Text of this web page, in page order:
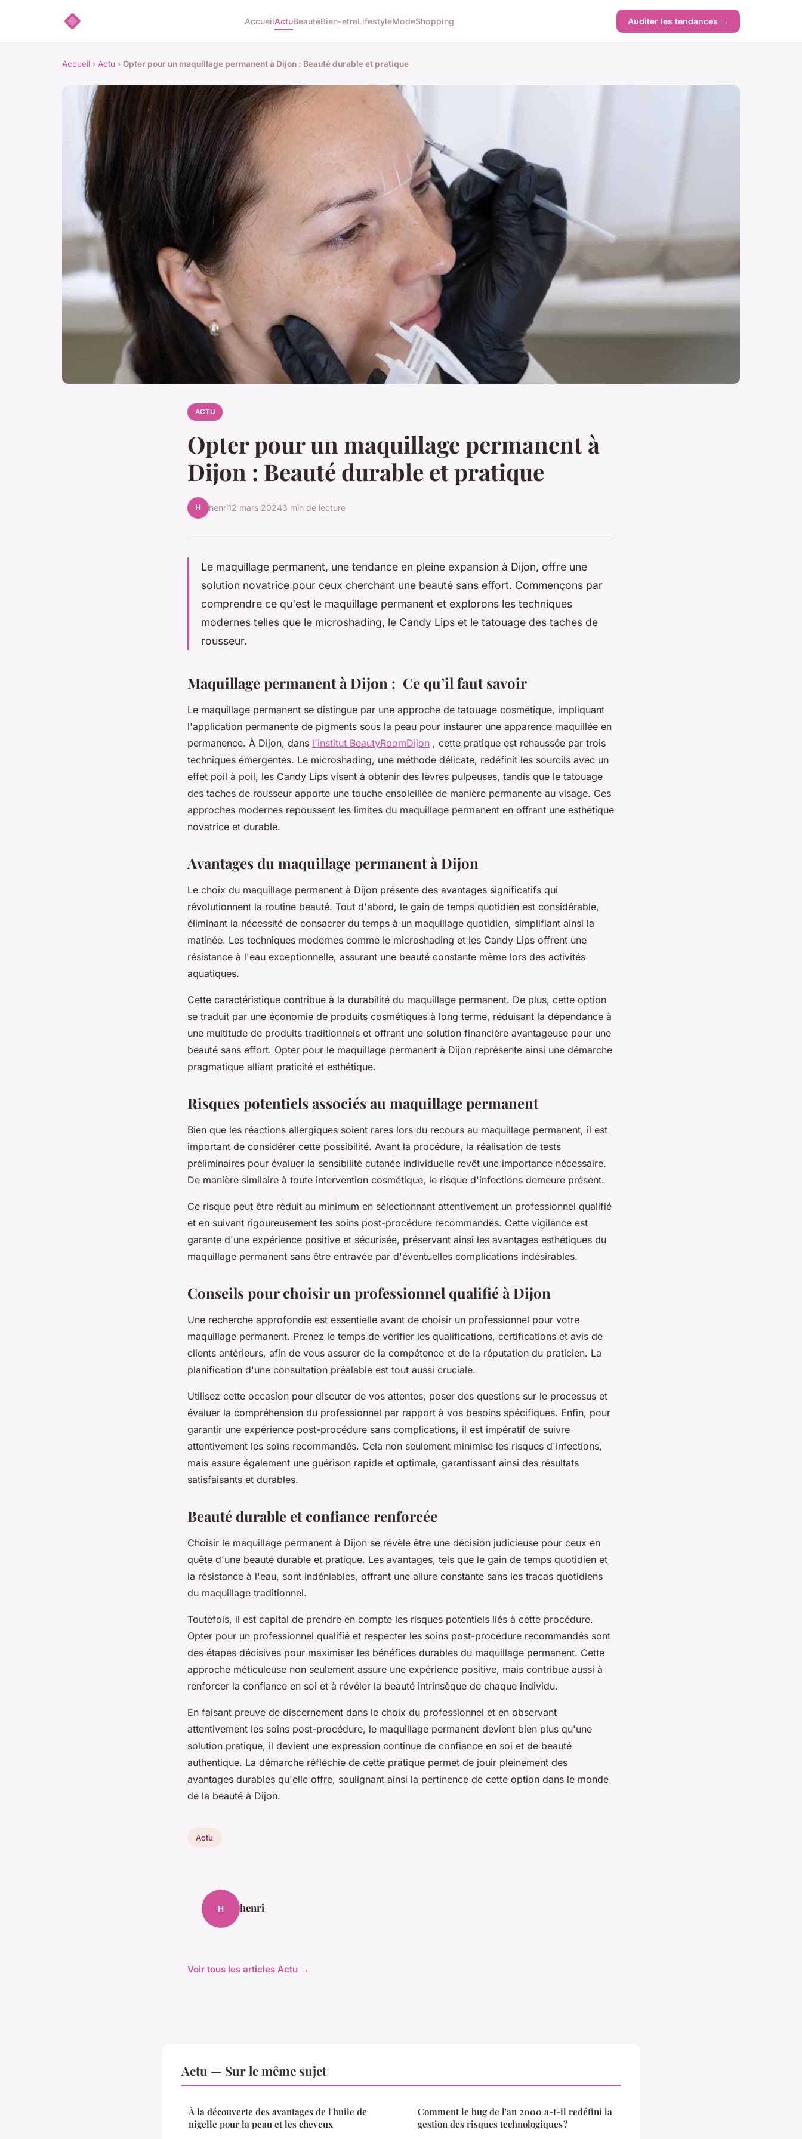
AccueilActuBeautéBien-etreLifestyleModeShopping Auditer les tendances →
Accueil › Actu › Opter pour un maquillage permanent à Dijon : Beauté durable et pratique
ACTU
Opter pour un maquillage permanent à
Dijon : Beauté durable et pratique
H henri12 mars 20243 min de lecture
Le maquillage permanent, une tendance en pleine expansion à Dijon, offre une
solution novatrice pour ceux cherchant une beauté sans effort. Commençons par
comprendre ce qu'est le maquillage permanent et explorons les techniques
modernes telles que le microshading, le Candy Lips et le tatouage des taches de
rousseur.
Maquillage permanent à Dijon : Ce qu’il faut savoir
Le maquillage permanent se distingue par une approche de tatouage cosmétique, impliquant
l'application permanente de pigments sous la peau pour instaurer une apparence maquillée en
permanence. À Dijon, dans l'institut BeautyRoomDijon , cette pratique est rehaussée par trois
techniques émergentes. Le microshading, une méthode délicate, redéfinit les sourcils avec un
effet poil à poil, les Candy Lips visent à obtenir des lèvres pulpeuses, tandis que le tatouage
des taches de rousseur apporte une touche ensoleillée de manière permanente au visage. Ces
approches modernes repoussent les limites du maquillage permanent en offrant une esthétique
novatrice et durable.
Avantages du maquillage permanent à Dijon
Le choix du maquillage permanent à Dijon présente des avantages significatifs qui
révolutionnent la routine beauté. Tout d'abord, le gain de temps quotidien est considérable,
éliminant la nécessité de consacrer du temps à un maquillage quotidien, simplifiant ainsi la
matinée. Les techniques modernes comme le microshading et les Candy Lips offrent une
résistance à l'eau exceptionnelle, assurant une beauté constante même lors des activités
aquatiques.
Cette caractéristique contribue à la durabilité du maquillage permanent. De plus, cette option
se traduit par une économie de produits cosmétiques à long terme, réduisant la dépendance à
une multitude de produits traditionnels et offrant une solution financière avantageuse pour une
beauté sans effort. Opter pour le maquillage permanent à Dijon représente ainsi une démarche
pragmatique alliant praticité et esthétique.
Risques potentiels associés au maquillage permanent
Bien que les réactions allergiques soient rares lors du recours au maquillage permanent, il est
important de considérer cette possibilité. Avant la procédure, la réalisation de tests
préliminaires pour évaluer la sensibilité cutanée individuelle revêt une importance nécessaire.
De manière similaire à toute intervention cosmétique, le risque d'infections demeure présent.
Ce risque peut être réduit au minimum en sélectionnant attentivement un professionnel qualifié
et en suivant rigoureusement les soins post-procédure recommandés. Cette vigilance est
garante d'une expérience positive et sécurisée, préservant ainsi les avantages esthétiques du
maquillage permanent sans être entravée par d'éventuelles complications indésirables.
Conseils pour choisir un professionnel qualifié à Dijon
Une recherche approfondie est essentielle avant de choisir un professionnel pour votre
maquillage permanent. Prenez le temps de vérifier les qualifications, certifications et avis de
clients antérieurs, afin de vous assurer de la compétence et de la réputation du praticien. La
planification d'une consultation préalable est tout aussi cruciale.
Utilisez cette occasion pour discuter de vos attentes, poser des questions sur le processus et
évaluer la compréhension du professionnel par rapport à vos besoins spécifiques. Enfin, pour
garantir une expérience post-procédure sans complications, il est impératif de suivre
attentivement les soins recommandés. Cela non seulement minimise les risques d'infections,
mais assure également une guérison rapide et optimale, garantissant ainsi des résultats
satisfaisants et durables.
Beauté durable et confiance renforcée
Choisir le maquillage permanent à Dijon se révèle être une décision judicieuse pour ceux en
quête d'une beauté durable et pratique. Les avantages, tels que le gain de temps quotidien et
la résistance à l'eau, sont indéniables, offrant une allure constante sans les tracas quotidiens
du maquillage traditionnel.
Toutefois, il est capital de prendre en compte les risques potentiels liés à cette procédure.
Opter pour un professionnel qualifié et respecter les soins post-procédure recommandés sont
des étapes décisives pour maximiser les bénéfices durables du maquillage permanent. Cette
approche méticuleuse non seulement assure une expérience positive, mais contribue aussi à
renforcer la confiance en soi et à révéler la beauté intrinsèque de chaque individu.
En faisant preuve de discernement dans le choix du professionnel et en observant
attentivement les soins post-procédure, le maquillage permanent devient bien plus qu'une
solution pratique, il devient une expression continue de confiance en soi et de beauté
authentique. La démarche réfléchie de cette pratique permet de jouir pleinement des
avantages durables qu'elle offre, soulignant ainsi la pertinence de cette option dans le monde
de la beauté à Dijon.
Actu
H henri
Voir tous les articles Actu →
Actu — Sur le même sujet
À la découverte des avantages de l'huile de
nigelle pour la peau et les cheveux
Comment le bug de l'an 2000 a-t-il redéfini la
gestion des risques technologiques ?